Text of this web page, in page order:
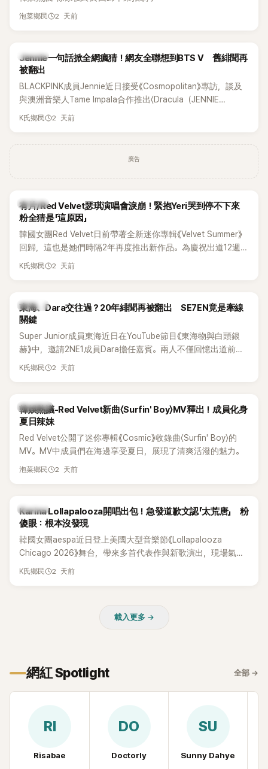
泡菜鄉民 2 天前
K-POP
Jennie一句話掀全網瘋猜！網友全聯想到BTS V 舊緋聞再
被翻出
BLACKPINK成員Jennie近日接受《Cosmopolitan》專訪，談及
與澳洲音樂人Tame Impala合作推出〈Dracula（JENNIE
Remix）〉的幕後故事，沒想到她一句關於「共同朋友」的回答，
K氏鄉民 2 天前
廣告
K-POP
有片/Red Velvet瑟琪演唱會淚崩！緊抱Yeri哭到停不下來
粉全猜是「這原因」
韓國女團Red Velvet日前帶著全新迷你專輯《Velvet Summer》
回歸，這也是她們時隔2年再度推出新作品。為慶祝出道12週
年，五位成員也一連舉辦三場粉絲演唱會，與粉絲共同回顧經
K氏鄉民 2 天前
K-POP
東海、Dara交往過？20年緋聞再被翻出 SE7EN竟是牽線
關鍵
Super Junior成員東海近日在YouTube節目《東海物與白頭銀
赫》中，邀請2NE1成員Dara擔任嘉賓。兩人不僅回憶出道前的
青澀往事，也首度聊起當年鬧得沸沸揚揚的緋聞，讓東海忍不
K氏鄉民 2 天前
熱議討論
韓娛熱議-Red Velvet新曲〈Surfin' Boy〉MV釋出！成員化身
夏日辣妹
Red Velvet公開了迷你專輯《Cosmic》收錄曲〈Surfin' Boy〉的
MV。MV中成員們在海邊享受夏日，展現了清爽活潑的魅力。
泡菜鄉民 2 天前
K-POP
Karina Lollapalooza開唱出包！急發道歉文認「太荒唐」 粉
傻眼：根本沒發現
韓國女團aespa近日登上美國大型音樂節《Lollapalooza
Chicago 2026》舞台，帶來多首代表作與新歌演出，現場氣氛
嗨翻。不過，成員Karina卻在演出後主動坦承，自己因為太緊
K氏鄉民 2 天前
載入更多 →
網紅 Spotlight 全部 →
RI
Risabae
DO
Doctorly
SU
Sunny Dahye